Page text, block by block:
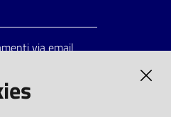
via email